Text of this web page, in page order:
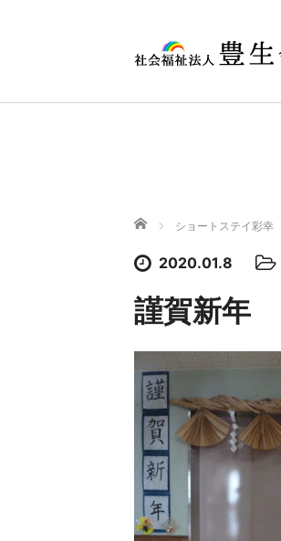
ホーム ショートステイ彩幸
2020.01.8
謹賀新年